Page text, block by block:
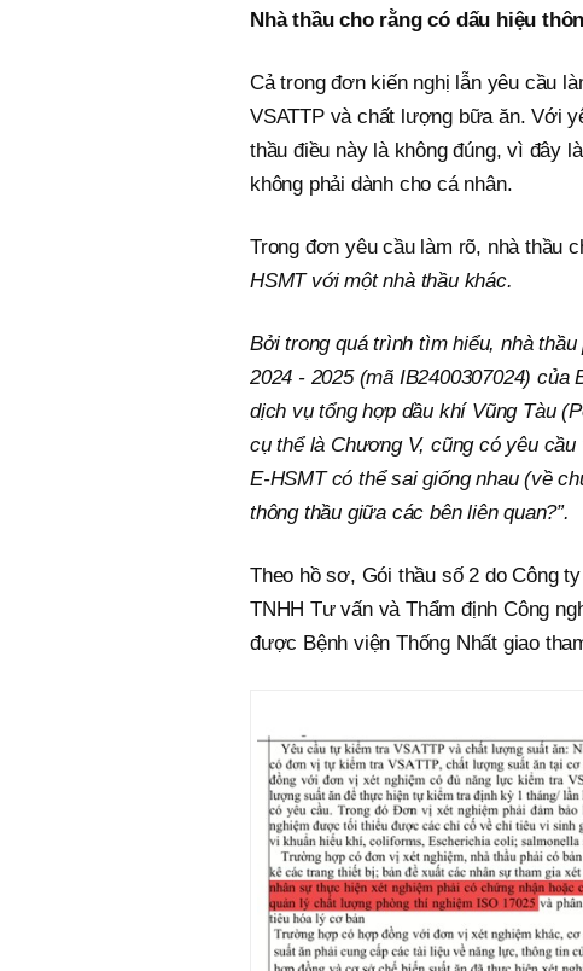
Nhà thầu cho rằng có dấu hiệu
Cả trong đơn kiến nghị lẫn yêu cầu
VSATTP và chất lượng bữa ăn. Với
thầu điều này là không đúng, vì đây
không phải dành cho cá nhân.
Trong đơn yêu cầu làm rõ, nhà thầu
HSMT với một nhà thầu khác.
Bởi trong quá trình tìm hiểu, nhà
2024 - 2025 (mã IB2400307024)
dịch vụ tổng hợp dầu khí Vũng Tàu
cụ thể là Chương V, cũng có yêu
E-HSMT có thể sai giống nhau (về
thông thầu giữa các bên liên quan?”.
Theo hồ sơ, Gói thầu số 2 do Công
TNHH Tư vấn và Thẩm định Công
được Bệnh viện Thống Nhất giao